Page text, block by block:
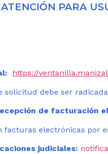
PARA
https://
debe ser
de facturación
facturas electrónicas por
judiciales: